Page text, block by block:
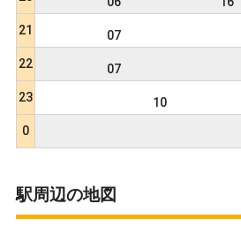
21
07
22
07
23
10
0
駅周辺の地図